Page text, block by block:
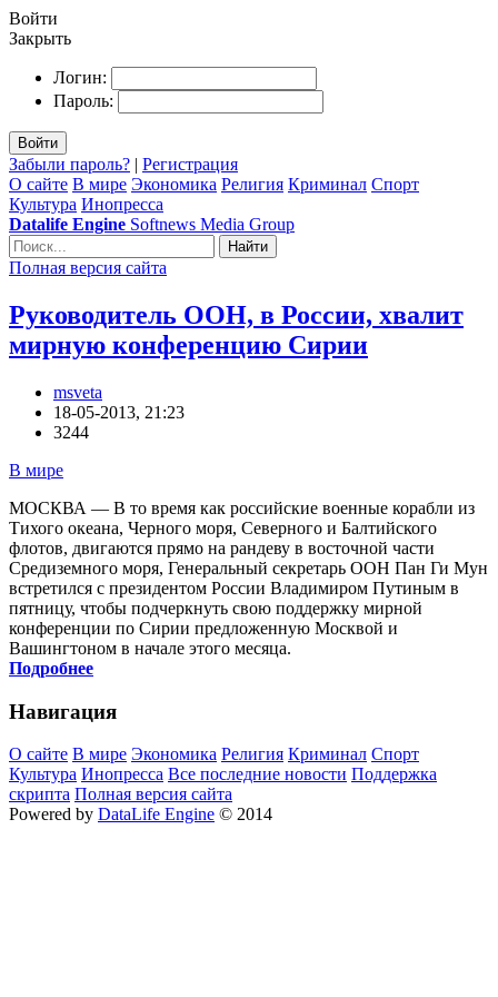
Войти
Закрыть
Логин:
Пароль:
Войти
Забыли пароль? | Регистрация
О сайте В мире Экономика Религия Криминал Спорт
Культура Инопресса
Datalife Engine Softnews Media Group
Найти
Полная версия сайта
Руководитель ООН, в России, хвалит
мирную конференцию Сирии
msveta
18-05-2013, 21:23
3244
В мире
МОСКВА — В то время как российские военные корабли из
Тихого океана, Черного моря, Северного и Балтийского
флотов, двигаются прямо на рандеву в восточной части
Средиземного моря, Генеральный секретарь ООН Пан Ги Мун
встретился с президентом России Владимиром Путиным в
пятницу, чтобы подчеркнуть свою поддержку мирной
конференции по Сирии предложенную Москвой и
Вашингтоном в начале этого месяца.
Подробнее
Навигация
О сайте В мире Экономика Религия Криминал Спорт
Культура Инопресса Все последние новости Поддержка
скрипта Полная версия сайта
Powered by DataLife Engine © 2014